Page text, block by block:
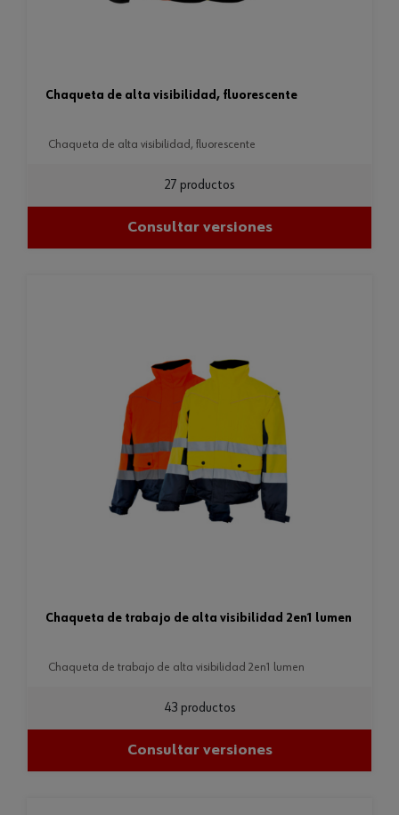
chaqueta de alta visibilidad, fluorescente
chaqueta de alta visibilidad, fluorescente
27 productos
Consultar versiones
chaqueta de trabajo de alta visibilidad 2en1 lumen
chaqueta de trabajo de alta visibilidad 2en1 lumen
43 productos
Consultar versiones